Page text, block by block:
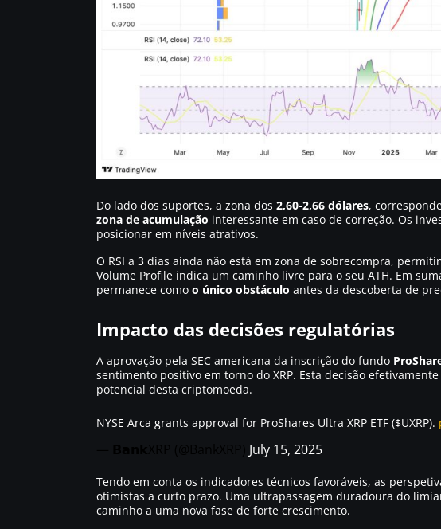
Do lado dos suportes, a zona dos 2,60-2,66 dólares,
zona de acumulação interessante em caso de correção. Os
posicionar em níveis atrativos.
O RSI a 3 dias ainda não está em zona de sobrecompra,
Volume Profile indica um caminho livre para o seu ATH. Em
permanece como o único obstáculo antes da descoberta de
Impacto das decisões regulatórias
A aprovação pela SEC americana da inscrição do fundo
sentimento positivo em torno do XRP. Esta decisão
potencial desta criptomoeda.
NYSE Arca grants approval for ProShares Ultra XRP ETF ($UXRP).
July 15, 2025
Tendo em conta os indicadores técnicos favoráveis, as
otimistas a curto prazo. Uma ultrapassagem duradoura do
caminho a uma nova fase de forte crescimento.